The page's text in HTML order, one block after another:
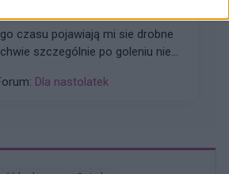
czasu pojawiają mi sie drobne
szczególnie po goleniu nie
Dla nastolatek